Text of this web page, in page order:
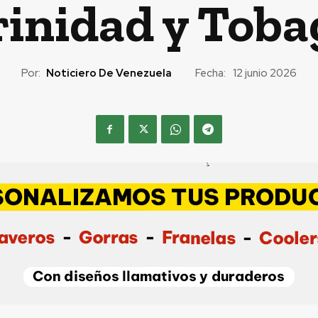
y
Por: Noticiero De Venezuela Fecha: 12 junio 2026